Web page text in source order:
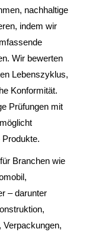
nachhaltige
indem wir
Wir bewerten
Lebenszyklus,
Konformität.
Prüfungen mit
Branchen wie
– darunter